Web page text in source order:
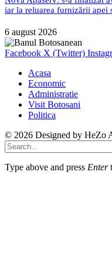
iar la reluarea furnizării apei
6 august 2026
Facebook X (Twitter)
Acasa
Economic
Administratie
Visit Botosani
Politica
© 2026 Designed by HeZo
Type above and press Enter